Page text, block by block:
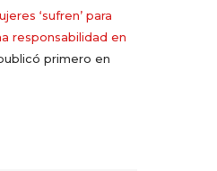
‘sufren’ para
responsabilidad en
primero en